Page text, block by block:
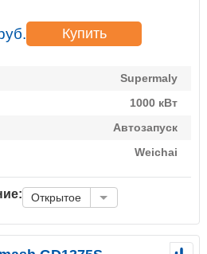
Купить
Supermaly
1000 кВт
Автозапуск
Weichai
Открытое